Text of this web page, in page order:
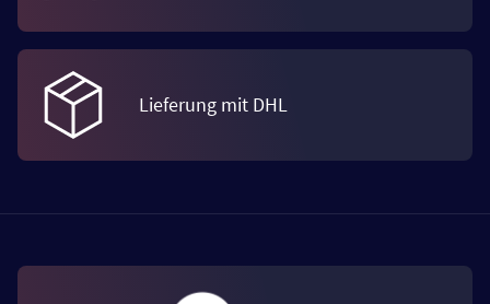
Lieferung mit DHL